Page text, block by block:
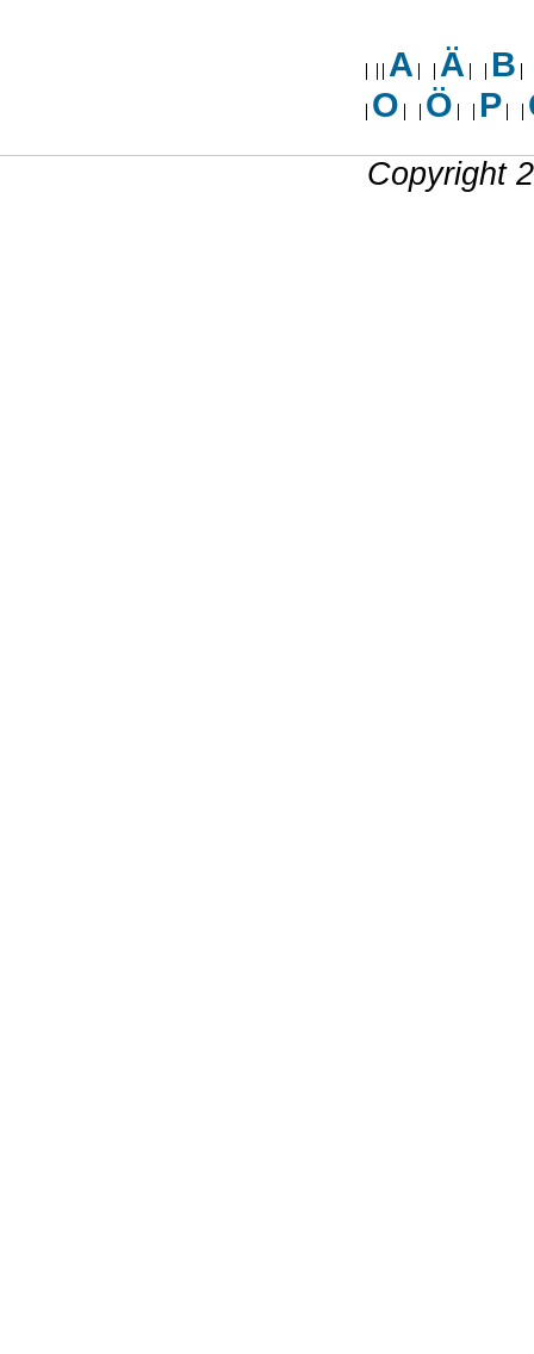
A Ä
B
O
Ö P
Copyright